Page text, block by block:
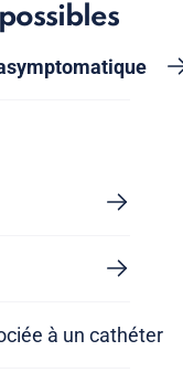
à un cathéter